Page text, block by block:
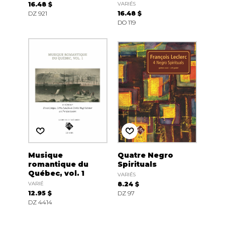
16.48 $
DZ 921
VARIÉS
16.48 $
DO 119
Musique
romantique du
Québec, vol. 1
VARIÉ
12.95 $
DZ 4414
Quatre Negro
Spirituals
VARIÉS
8.24 $
DZ 97